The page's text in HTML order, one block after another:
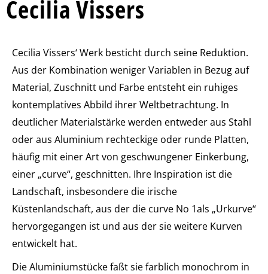
Cecilia Vissers
Cecilia Vissers‘ Werk besticht durch seine Reduktion.
Aus der Kombination weniger Variablen in Bezug auf
Material, Zuschnitt und Farbe entsteht ein ruhiges
kontemplatives Abbild ihrer Weltbetrachtung. In
deutlicher Materialstärke werden entweder aus Stahl
oder aus Aluminium rechteckige oder runde Platten,
häufig mit einer Art von geschwungener Einkerbung,
einer „curve“, geschnitten. Ihre Inspiration ist die
Landschaft, insbesondere die irische
Küstenlandschaft, aus der die curve No 1als „Urkurve“
hervorgegangen ist und aus der sie weitere Kurven
entwickelt hat.
Die Aluminiumstücke faßt sie farblich monochrom in